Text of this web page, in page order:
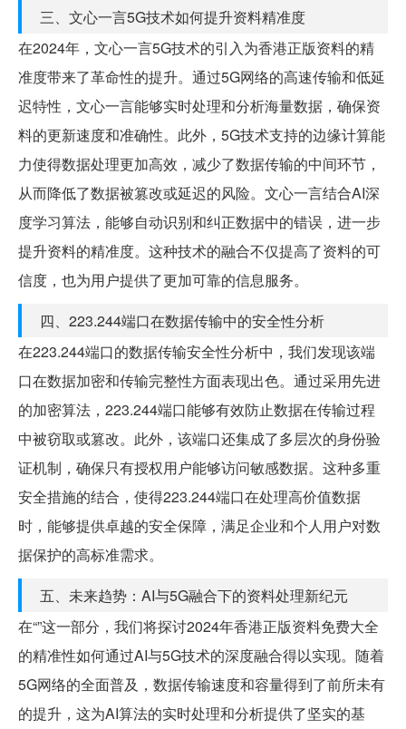
三、文心一言5G技术如何提升资料精准度
在2024年，文心一言5G技术的引入为香港正版资料的精
准度带来了革命性的提升。通过5G网络的高速传输和低延
迟特性，文心一言能够实时处理和分析海量数据，确保资
料的更新速度和准确性。此外，5G技术支持的边缘计算能
力使得数据处理更加高效，减少了数据传输的中间环节，
从而降低了数据被篡改或延迟的风险。文心一言结合AI深
度学习算法，能够自动识别和纠正数据中的错误，进一步
提升资料的精准度。这种技术的融合不仅提高了资料的可
信度，也为用户提供了更加可靠的信息服务。
四、223.244端口在数据传输中的安全性分析
在223.244端口的数据传输安全性分析中，我们发现该端
口在数据加密和传输完整性方面表现出色。通过采用先进
的加密算法，223.244端口能够有效防止数据在传输过程
中被窃取或篡改。此外，该端口还集成了多层次的身份验
证机制，确保只有授权用户能够访问敏感数据。这种多重
安全措施的结合，使得223.244端口在处理高价值数据
时，能够提供卓越的安全保障，满足企业和个人用户对数
据保护的高标准需求。
五、未来趋势：AI与5G融合下的资料处理新纪元
在“”这一部分，我们将探讨2024年香港正版资料免费大全
的精准性如何通过AI与5G技术的深度融合得以实现。随着
5G网络的全面普及，数据传输速度和容量得到了前所未有
的提升，这为AI算法的实时处理和分析提供了坚实的基